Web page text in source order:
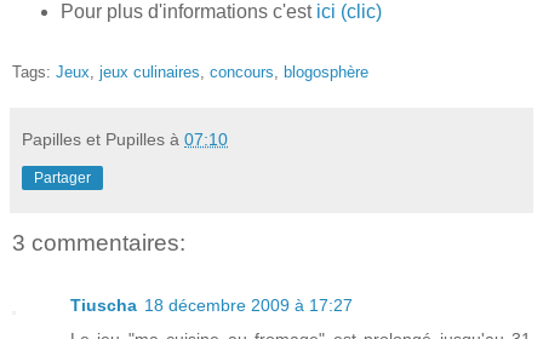
Pour plus d'informations c'est ici (clic)
Tags: Jeux jeux culinaires concours blogosphère
Papilles et Pupilles à 07:10
Partager
3 commentaires:
Tiuscha 18 décembre 2009 à 17:27